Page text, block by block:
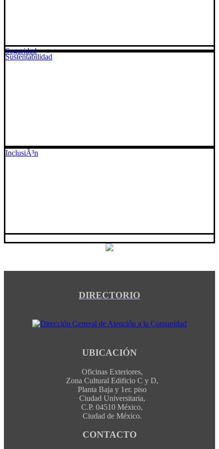
Sustentabilidad
InclusiÃ³n
Seguridad
DIRECTORIO
UBICACIÓN
Oficinas Exteriores,
Zona Cultural Edificio C y D,
Planta Baja y 1er. piso
Ciudad Universitaria,
C.P. 04510 México,
Ciudad de México.
CONTACTO